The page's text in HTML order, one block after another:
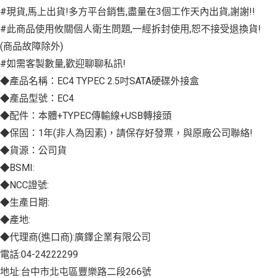
#現貨,馬上出貨!多方平台銷售,盡量在3個工作天內出貨,謝謝!!
#此商品使用攸關個人衛生問題,一經拆封使用,恕不接受退換貨!
(商品故障除外)
#如需客製數量,歡迎聊聊私訊!
◆產品名稱：EC4 TYPEC 2.5吋SATA硬碟外接盒
◆產品型號：EC4
◆配件：本體+TYPEC傳輸線+USB轉接頭
◆保固：1年(非人為因素)，請保存好發票，與原廠公司聯絡!
◆貨源：公司貨
◆BSMI:
◆NCC證號:
◆生產日期:
◆產地:
◆代理商(進口商):廣鐸企業有限公司
電話:04-24222299
地址:台中市北屯區豐樂路二段266號